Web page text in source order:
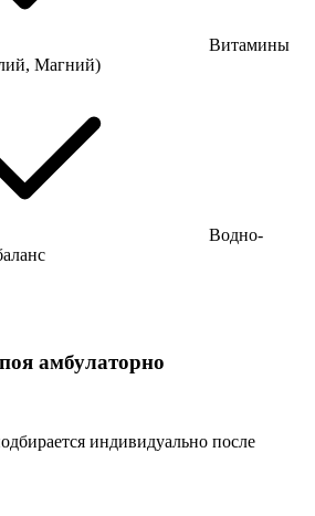
Витамины
Магний)
Водно-
амбулаторно
индивидуально после